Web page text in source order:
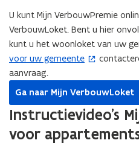
U kunt Mijn VerbouwPremie
VerbouwLoket. Bent u hier
kunt u het woonloket van uw
voor uw gemeente
aanvraag.
Ga naar Mijn VerbouwLoket
nieuw
venster
Instructievideo's
voor